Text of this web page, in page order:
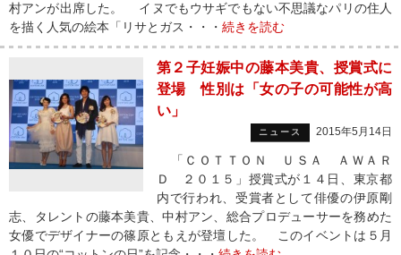
村アンが出席した。 イヌでもウサギでもない不思議なパリの住人
を描く人気の絵本「リサとガス・・・ 続きを読む
第２子妊娠中の藤本美貴、授賞式に
登場 性別は「女の子の可能性が高
い」
ニュース 2015年5月14日
「ＣＯＴＴＯＮ ＵＳＡ ＡＷＡＲ
Ｄ ２０１５」授賞式が１４日、東京都
内で行われ、受賞者として俳優の伊原剛
志、タレントの藤本美貴、中村アン、総合プロデューサーを務めた
女優でデザイナーの篠原ともえが登壇した。 このイベントは５月